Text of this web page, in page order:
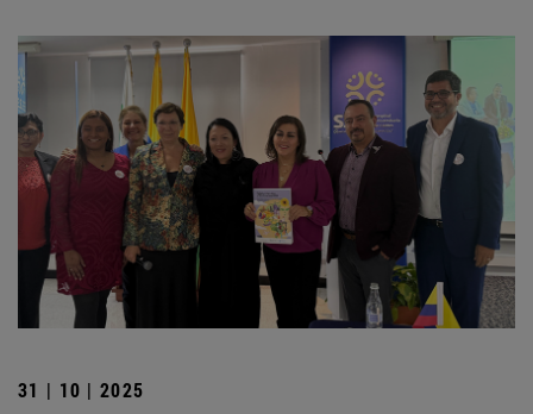
31 | 10 | 2025